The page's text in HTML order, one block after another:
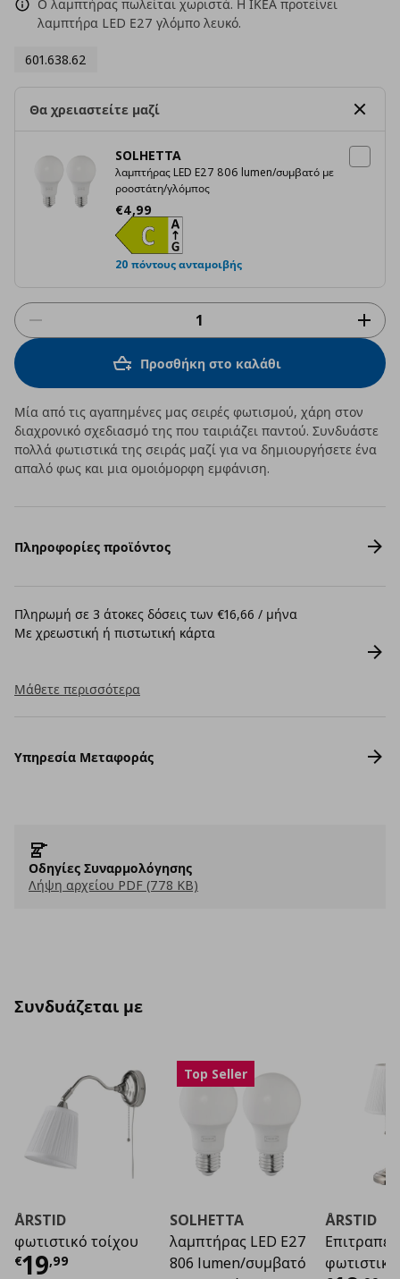
Ο λαμπτήρας πωλείται χωριστά. Η ΙΚΕΑ προτείνει
λαμπτήρα LED Ε27 γλόμπο λευκό.
601.638.62
Θα χρειαστείτε μαζί
SOLHETTA
λαμπτήρας LED E27 806 lumen/συμβατό με
ροοστάτη/γλόμπος
€4,99
Τρέχουσα τιμή
20 πόντους ανταμοιβής
Προσθήκη στο καλάθι
Μία από τις αγαπημένες μας σειρές φωτισμού, χάρη στον
διαχρονικό σχεδιασμό της που ταιριάζει παντού. Συνδυάστε
πολλά φωτιστικά της σειράς μαζί για να δημιουργήσετε ένα
απαλό φως και μια ομοιόμορφη εμφάνιση.
Πληροφορίες προϊόντος
Πληρωμή σε 3 άτοκες δόσεις των €16,66 / μήνα
Με χρεωστική ή πιστωτική κάρτα
Μάθετε περισσότερα
Υπηρεσία Μεταφοράς
Οδηγίες Συναρμολόγησης
Λήψη αρχείου PDF (778 KB)
Συνδυάζεται με
ÅRSTID
φωτιστικό τοίχου
€19,99
Τρέχουσα τιμή€ 19,99
Top Seller
SOLHETTA
λαμπτήρας LED E27
806 lumen/συμβατό
ÅRSTID
φωτιστικό